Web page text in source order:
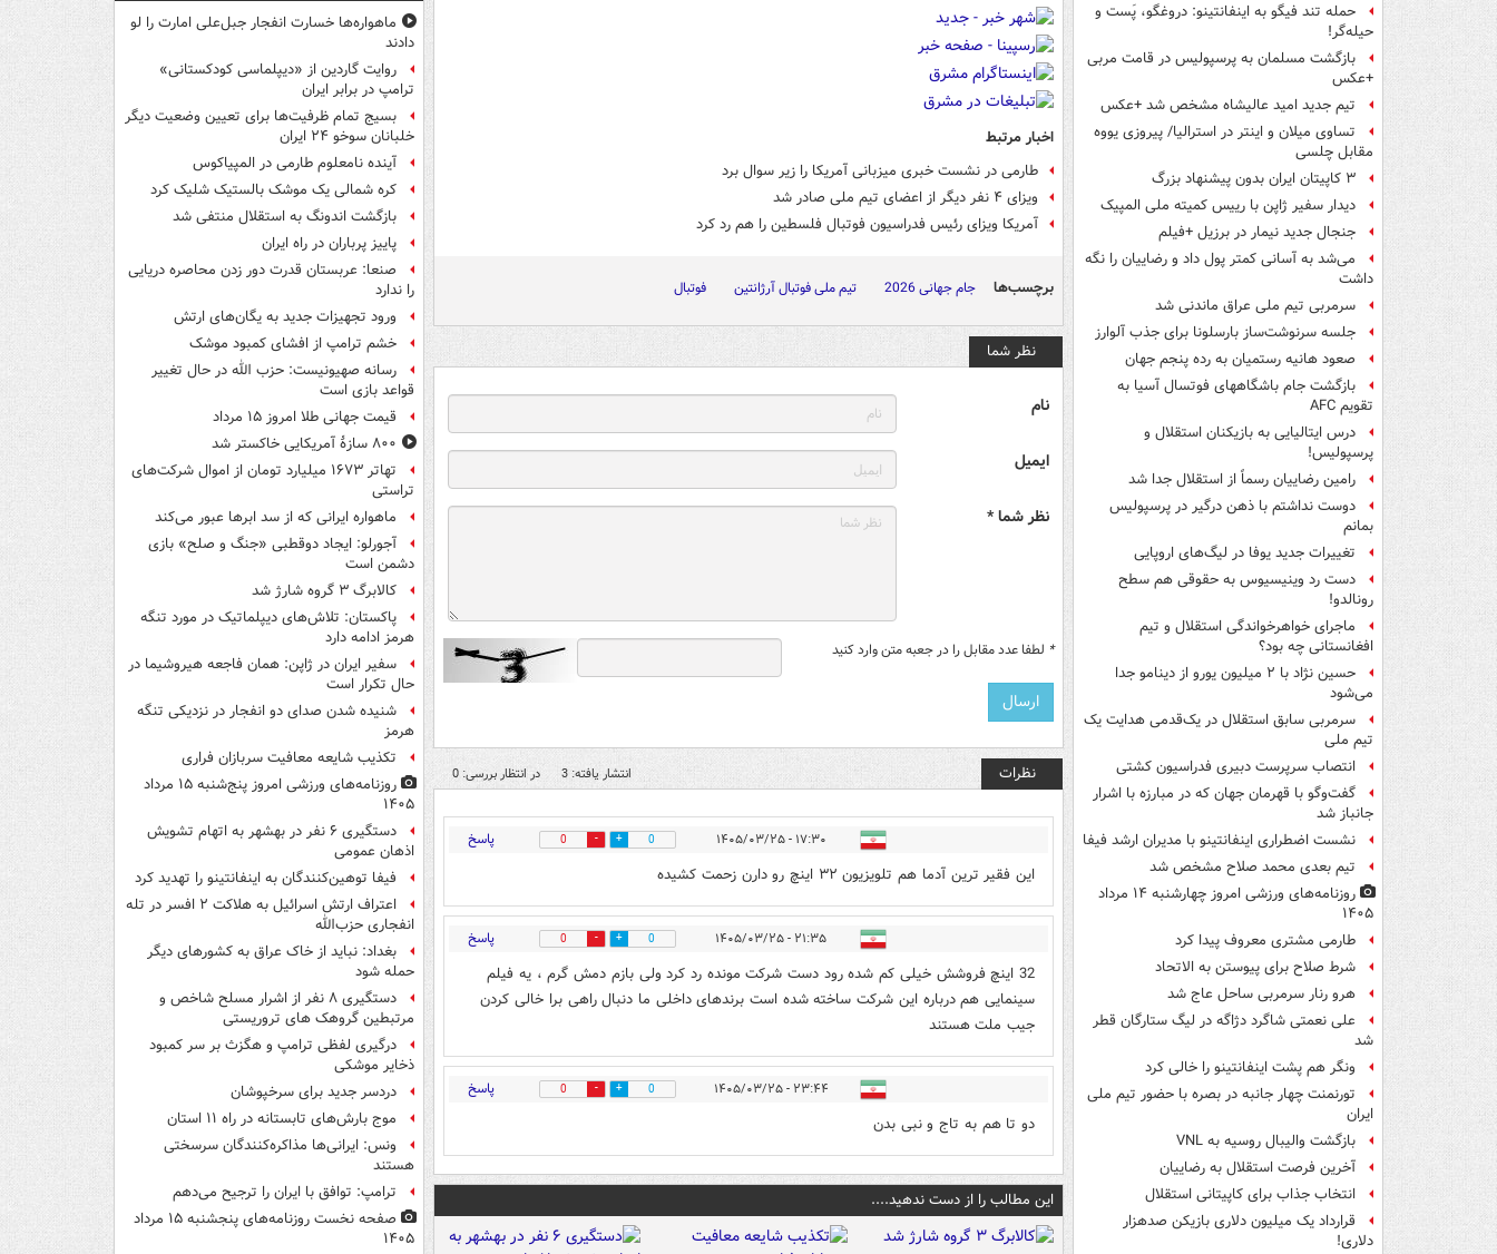
حمله تند فیگو به اینفانتینو: دروغگو، پَست‌ و
حیله‌گر!
بازگشت مسلمان به پرسپولیس در قامت مربی
+عکس
تیم جدید امید عالیشاه مشخص شد +عکس
تساوی میلان و اینتر در استرالیا/ پیروزی یووه
مقابل چلسی
۳ کاپیتان ایران بدون پیشنهاد بزرگ
دیدار سفیر ژاپن با رییس کمیته ملی المپیک
جنجال جدید نیمار در برزیل +فیلم
می‌شد به آسانی کمتر پول داد و رضاییان را نگه
داشت
سرمربی تیم ملی عراق ماندنی شد
جلسه سرنوشت‌ساز بارسلونا برای جذب آلوارز
صعود هانیه رستمیان به رده پنجم جهان
بازگشت جام باشگاههای فوتسال آسیا به
تقویم AFC
درس ایتالیایی‌ به بازیکنان استقلال و
پرسپولیس!
رامین رضاییان رسماً از استقلال جدا شد
دوست نداشتم با ذهن درگیر در پرسپولیس
بمانم
تغییرات جدید یوفا در لیگ‌های اروپایی
دست رد وینیسیوس به حقوقی هم سطح
رونالدو!
ماجرای خواهرخواندگی استقلال و تیم
افغانستانی چه بود؟
حسین نژاد با ۲ میلیون یورو از دینامو جدا
می‌شود
سرمربی سابق استقلال در یک‌قدمی هدایت یک
تیم ملی
انتصاب سرپرست دبیری فدراسیون کشتی
گفت‌وگو با قهرمان جهان که در مبارزه با اشرار
جانباز شد
نشست اضطراری اینفانتینو با مدیران ارشد فیفا
تیم بعدی محمد صلاح مشخص شد
روزنامه‌های ورزشی امروز چهارشنبه ۱۴ مرداد
۱۴۰۵
طارمی مشتری معروف پیدا کرد
شرط صلاح برای پیوستن به الاتحاد
هرو رنار سرمربی ساحل عاج شد
علی نعمتی شاگرد دژاگه در لیگ ستارگان قطر
شد
ونگر هم پشت اینفانتینو را خالی کرد
تورنمنت چهار جانبه در بصره با حضور تیم ملی
ایران
بازگشت والیبال روسیه به VNL
آخرین فرصت استقلال به رضاییان
انتخاب جذاب برای کاپیتانی استقلال
قرارداد یک میلیون دلاری بازیکن صدهزار
دلاری!
اخبار مرتبط
طارمی در نشست خبری میزبانی آمریکا را زیر سوال برد
ویزای ۴ نفر دیگر از اعضای تیم ملی صادر شد
آمریکا ویزای رئیس فدراسیون فوتبال فلسطین را هم رد کرد
برچسب‌ها جام جهانی 2026 تیم ملی فوتبال آرژانتین فوتبال
نظر شما
نام
ایمیل
نظر شما *
* لطفا عدد مقابل را در جعبه متن وارد کنید
نظرات انتشار یافته: 3 در انتظار بررسی: 0
۱۷:۳۰ - ۱۴۰۵/۰۳/۲۵ 0
0 پاسخ
این فقیر ترین آدما هم تلویزیون ۳۲ اینچ رو دارن زحمت کشیده
۲۱:۳۵ - ۱۴۰۵/۰۳/۲۵ 0
0 پاسخ
32 اینچ فروشش خیلی کم شده رود دست شرکت مونده رد کرد ولی بازم دمش گرم ، یه فیلم
سینمایی هم درباره این شرکت ساخته شده است برندهای داخلی ما دنبال راهی برا خالی کردن
جیب ملت هستند
۲۳:۴۴ - ۱۴۰۵/۰۳/۲۵ 0
0 پاسخ
دو تا هم به تاج و نبی بدن
این مطالب را از دست ندهید....
ماهواره‌ها خسارت انفجار جبل‌علی امارت را لو
دادند
روایت گاردین از «دیپلماسی کودکستانی»
ترامپ در برابر ایران
بسیج تمام ظرفیت‌ها برای تعیین وضعیت دیگر
خلبانان سوخو ۲۴ ایران
آینده نامعلوم طارمی در المپیاکوس
کره شمالی یک موشک بالستیک شلیک کرد
بازگشت اندونگ به استقلال منتفی شد
پاییز پرباران در راه ایران
صنعا: عربستان قدرت دور زدن محاصره دریایی
را ندارد
ورود تجهیزات جدید به یگان‌های ارتش
خشم ترامپ از افشای کمبود موشک
رسانه صهیونیست: حزب الله در حال تغییر
قواعد بازی است
قیمت جهانی طلا امروز ۱۵ مرداد
۸۰۰ سازۀ آمریکایی خاکستر شد
تهاتر ۱۶۷۳ میلیارد تومان از اموال شرکت‌های
تراستی
ماهواره ایرانی که از سد ابرها عبور می‌کند
آجورلو: ایجاد دوقطبی «جنگ و صلح‌» بازی
دشمن است
کالابرگ ۳ گروه شارژ شد
پاکستان: تلاش‌های دیپلماتیک در مورد تنگه
هرمز ادامه دارد
سفیر ایران در ژاپن: همان فاجعه هیروشیما در
حال تکرار است
شنیده شدن صدای دو انفجار در نزدیکی تنگه
هرمز
تکذیب شایعه معافیت سربازان فراری
روزنامه‌های ورزشی امروز پنج‌شنبه ۱۵ مرداد
۱۴۰۵
دستگیری ۶ نفر در بهشهر به اتهام تشویش
اذهان عمومی
فیفا توهین‌کنندگان به اینفانتینو را تهدید کرد
اعتراف ارتش اسرائیل به هلاکت ۲ افسر در تله
انفجاری حزب‌الله
بغداد: نباید از خاک عراق به کشورهای دیگر
حمله شود
دستگیری ۸ نفر از اشرار مسلح شاخص و
مرتبطین گروهک های تروریستی
درگیری لفظی ترامپ و هگزث بر سر کمبود
ذخایر موشکی
دردسر جدید برای سرخپوشان
موج بارش‌های تابستانه در راه ۱۱ استان
ونس: ایرانی‌ها مذاکره‌کنندگان سرسختی
هستند
ترامپ: توافق با ایران را ترجیح می‌دهم
صفحه نخست روزنامه‌های پنجشنبه ۱۵ مرداد
۱۴۰۵